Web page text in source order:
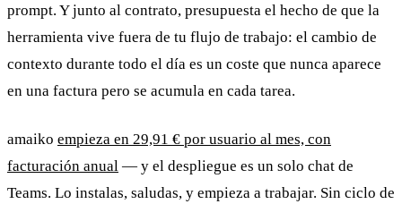
prompt. Y junto al contrato, presupuesta el hecho de que la
herramienta vive fuera de tu flujo de trabajo: el cambio de
contexto durante todo el día es un coste que nunca aparece
en una factura pero se acumula en cada tarea.
amaiko empieza en 29,91 € por usuario al mes, con
facturación anual — y el despliegue es un solo chat de
Teams. Lo instalas, saludas, y empieza a trabajar. Sin ciclo de